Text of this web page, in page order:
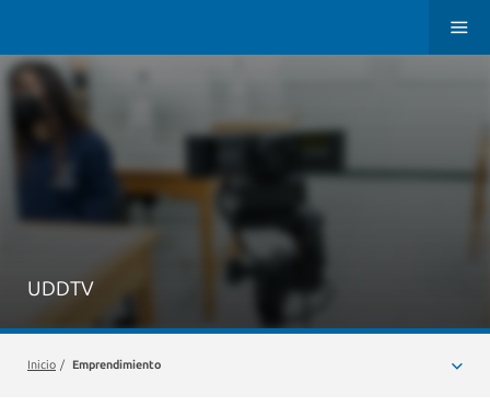
UDDTV
Inicio / Emprendimiento